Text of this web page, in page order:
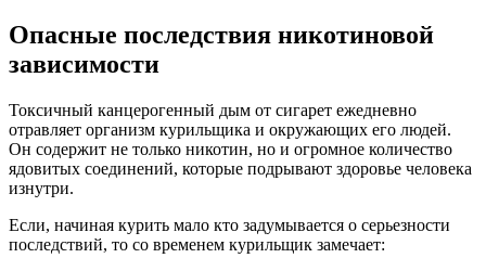
Опасные последствия никотиновой
зависимости
Токсичный канцерогенный дым от сигарет ежедневно
отравляет организм курильщика и окружающих его людей.
Он содержит не только никотин, но и огромное количество
ядовитых соединений, которые подрывают здоровье человека
изнутри.
Если, начиная курить мало кто задумывается о серьезности
последствий, то со временем курильщик замечает: